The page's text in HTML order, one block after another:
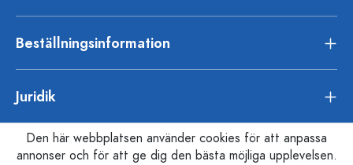
Beställningsinformation
Juridik
Den här webbplatsen använder cookies för att anpassa
annonser och för att ge dig den bästa möjliga upplevelsen.